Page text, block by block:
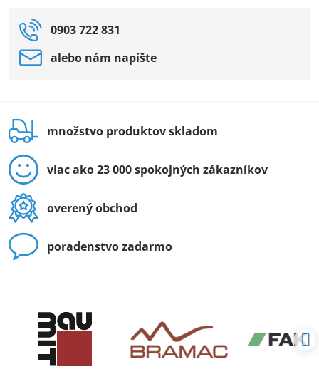
0903 722 831
alebo nám napíšte
množstvo produktov skladom
viac ako 23 000 spokojných zákazníkov
overený obchod
poradenstvo zadarmo